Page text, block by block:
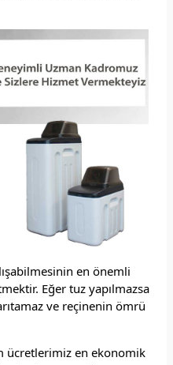
en önemli
Eğer tuz yapılmazsa
ve reçinenin ömrü
ücretlerimiz en ekonomik